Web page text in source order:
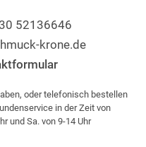
52136646
krone.de
oder telefonisch bestellen
in der Zeit von
und Sa. von 9-14 Uhr